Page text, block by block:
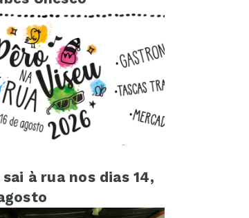
à rua nos dias 14,